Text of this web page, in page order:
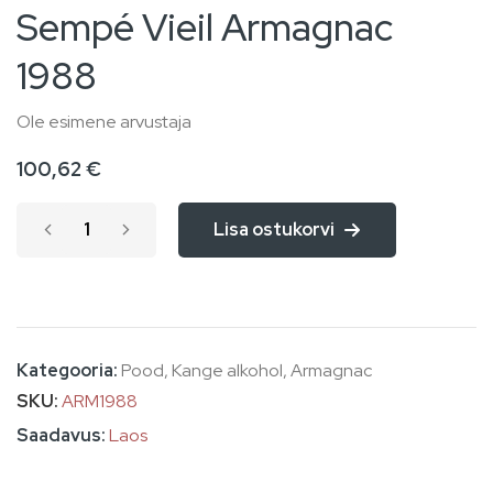
to
the
of
the
gallery
Sempé Vieil Armagnac
1988
Ole esimene arvustaja
100,62 €
Lisa ostukorvi
Kategooria:Pood,Kange alkohol,Armagnac
SKU ARM1988
Laos